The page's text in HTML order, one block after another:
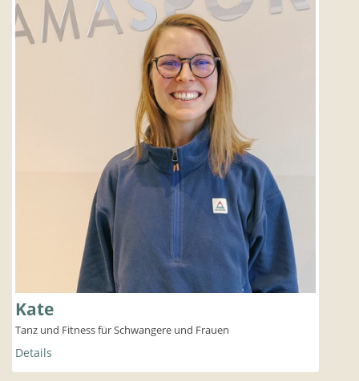
Kate
Tanz und Fitness für Schwangere und Frauen
Details